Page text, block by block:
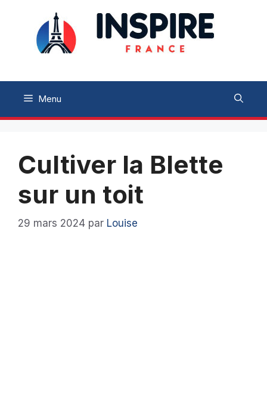
contenu
Menu
Cultiver la Blette
sur un toit
29 mars 2024 par Louise